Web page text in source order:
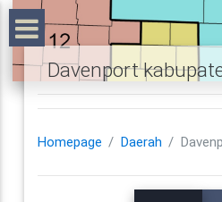
Davenport
Homepage Daerah